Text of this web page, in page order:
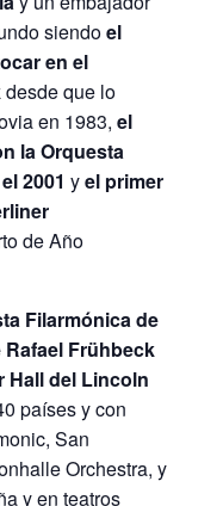
siendoel
en el
desde que lo
en 1983, el
la Orquesta
2001 yel primer
de Año
Filarmónica de
Frühbeck
Hall del Lincoln
países y con
San
Orchestra, y
y en teatros